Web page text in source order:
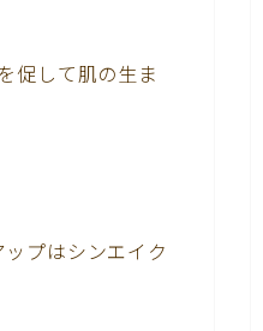
促して肌の生ま
プはシンエイク